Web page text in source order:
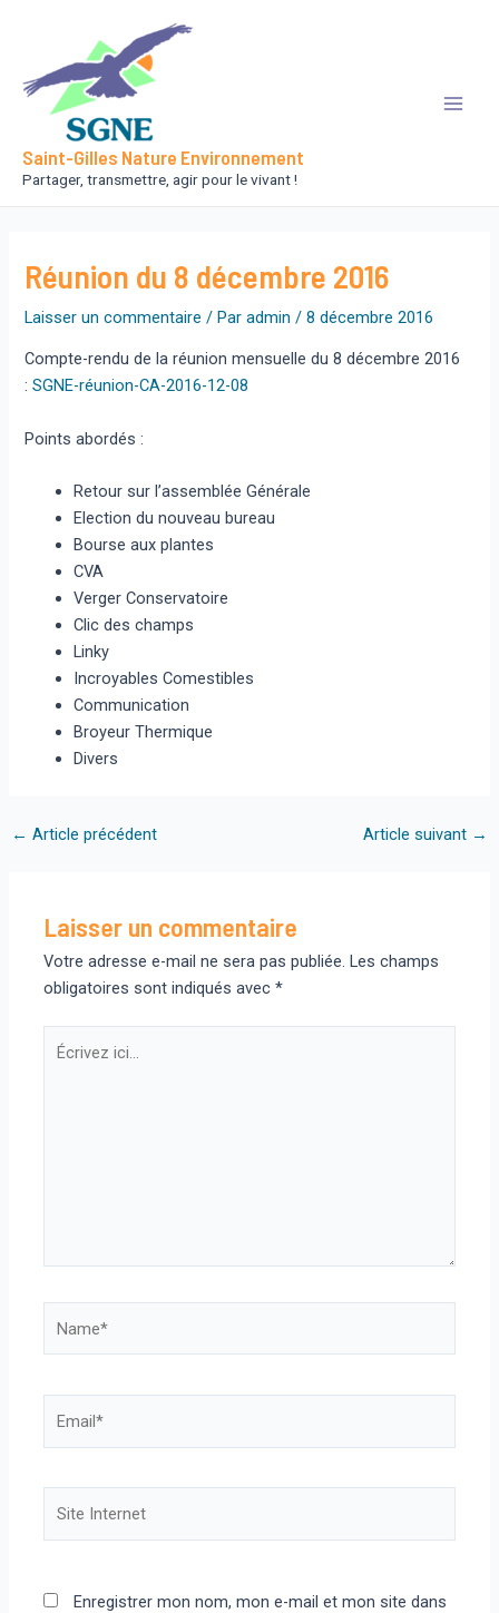
contenu
Saint-Gilles Nature Environnement
Partager, transmettre, agir pour le vivant !
Réunion du 8 décembre 2016
Laisser un commentaire / Paradmin/8 décembre 2016
Compte-rendu de la réunion mensuelle du 8 décembre 2016
:SGNE-réunion-CA-2016-12-08
Points abordés :
Retour sur l’assemblée Générale
Election du nouveau bureau
Bourse aux plantes
CVA
Verger Conservatoire
Clic des champs
Linky
Incroyables Comestibles
Communication
Broyeur Thermique
Divers
Navigation
← Article précédent Article suivant →
Laisser un commentaire
Votre adresse e-mail ne sera pas publiée. Les champs
obligatoires sont indiqués avec*
Écrivez
ici…
Enregistrer mon nom, mon e-mail et mon site dans